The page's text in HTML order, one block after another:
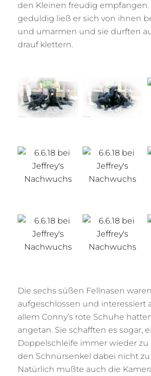
den Kleinen freudig
geduldig ließ er sich von ihnen
und umarmen und sie durften
drauf klettern.
Die sechs süßen Fellnasen waren
aufgeschlossen und interessiert
allem Conny’s rote Schuhe
angetan. Sie schafften es sogar,
Doppelschleife immer wieder zu
den Schnürsenkel dabei nicht
Natürlich mußte auch die